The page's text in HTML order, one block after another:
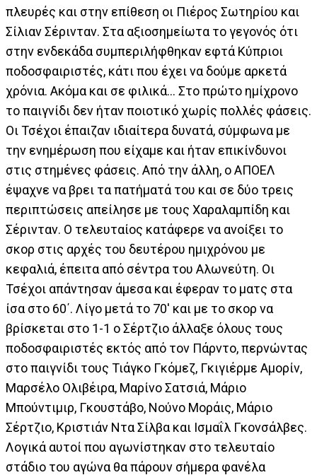
πλευρές και στην επίθεση οι Πιέρος Σωτηρίου και
Σίλιαν Σέρινταν. Στα αξιοσημείωτα το γεγονός ότι
στην ενδεκάδα συμπεριλήφθηκαν εφτά Κύπριοι
ποδοσφαιριστές, κάτι που έχει να δούμε αρκετά
χρόνια. Ακόμα και σε φιλικά… Στο πρώτο ημίχρονο
το παιγνίδι δεν ήταν ποιοτικό χωρίς πολλές φάσεις.
Οι Τσέχοι έπαιζαν ιδιαίτερα δυνατά, σύμφωνα με
την ενημέρωση που είχαμε και ήταν επικίνδυνοι
στις στημένες φάσεις. Από την άλλη, ο ΑΠΟΕΛ
έψαχνε να βρει τα πατήματά του και σε δύο τρεις
περιπτώσεις απείλησε με τους Χαραλαμπίδη και
Σέρινταν. Ο τελευταίος κατάφερε να ανοίξει το
σκορ στις αρχές του δευτέρου ημιχρόνου με
κεφαλιά, έπειτα από σέντρα του Αλωνεύτη. Οι
Τσέχοι απάντησαν άμεσα και έφεραν το ματς στα
ίσα στο 60΄. Λίγο μετά το 70' και με το σκορ να
βρίσκεται στο 1-1 ο Σέρτζιο άλλαξε όλους τους
ποδοσφαιριστές εκτός από τον Πάρντο, περνώντας
στο παιγνίδι τους Τιάγκο Γκόμεζ, Γκιγιέρμε Αμορίν,
Μαρσέλο Ολιβέιρα, Μαρίνο Σατσιά, Μάριο
Μπούντιμιρ, Γκουστάβο, Νούνο Μοράις, Μάριο
Σέρτζιο, Κριστιάν Ντα Σίλβα και Ισμαΐλ Γκονσάλβες.
Λογικά αυτοί που αγωνίστηκαν στο τελευταίο
στάδιο του αγώνα θα πάρουν σήμερα φανέλα